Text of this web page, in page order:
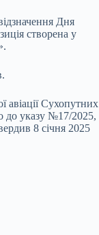
Дня
створена у
авіації Сухопутних
до указу №17/2025,
8 січня 2025